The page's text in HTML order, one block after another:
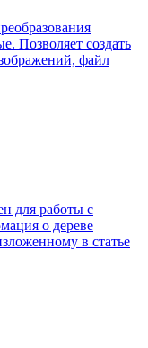
Позволяет создать
файл
для работы с
о дереве
в статье